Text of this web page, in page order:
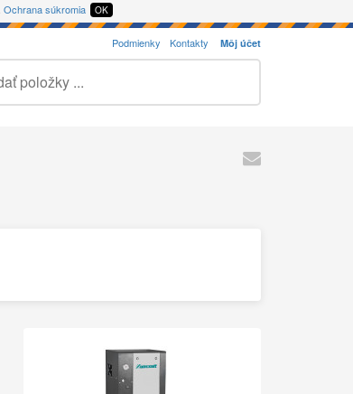
Ochrana súkromia OK
Podmienky Kontakty Môj účet